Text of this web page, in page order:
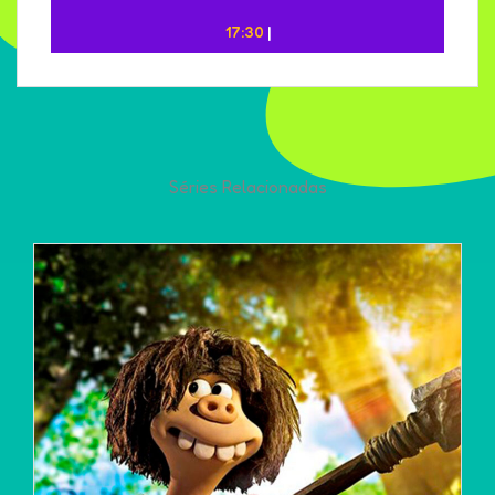
17:30 |
Séries Relacionadas